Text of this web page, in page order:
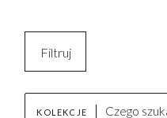
Filtruj
Kopiuj filtry
KOLEKCJE